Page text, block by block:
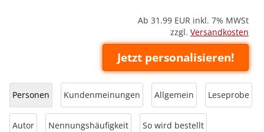
Ab 31.99 EUR inkl. 7% MWSt
zzgl. Versandkosten
Jetzt personalisieren!
Personen Kundenmeinungen Allgemein Leseprobe
Autor Nennungshäufigkeit So wird bestellt